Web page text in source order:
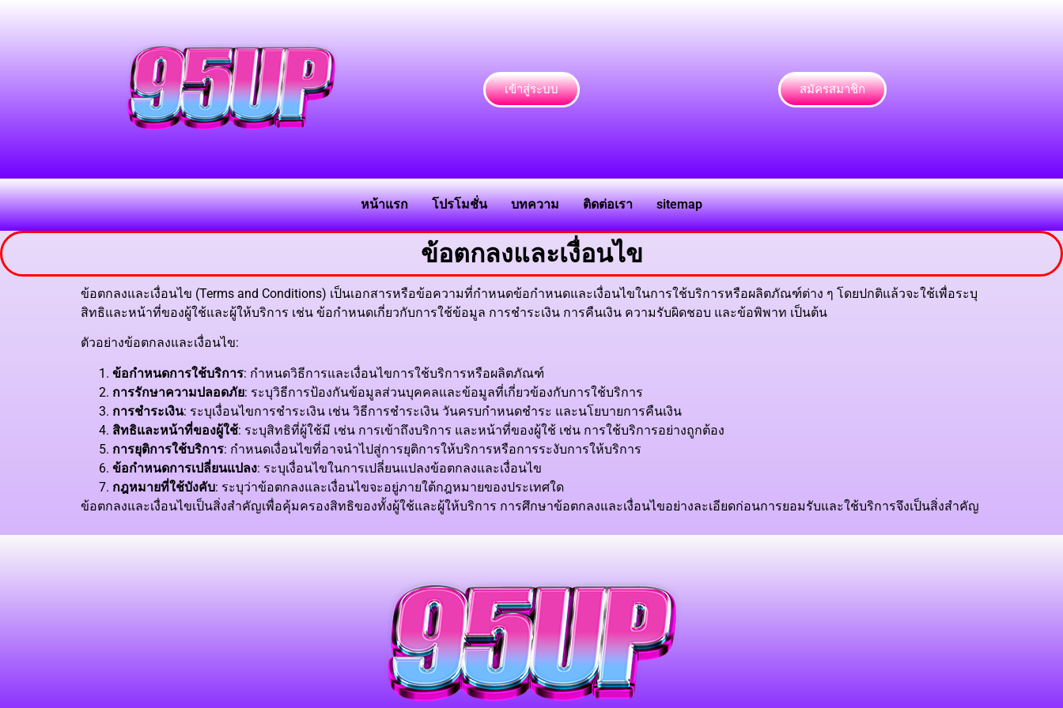
เข้าสู่ระบบ สมัครสมาชิก
หน้าแรก โปรโมชั่น บทความ ติดต่อเรา sitemap
ข้อตกลงและเงื่อนไข
ข้อตกลงและเงื่อนไข (Terms and Conditions) เป็นเอกสารหรือข้อความที่กำหนดข้อกำหนดและเงื่อนไขในการใช้บริการหรือผลิตภัณฑ์ต่าง ๆ โดยปกติแล้วจะใช้เพื่อระบุ
สิทธิและหน้าที่ของผู้ใช้และผู้ให้บริการ เช่น ข้อกำหนดเกี่ยวกับการใช้ข้อมูล การชำระเงิน การคืนเงิน ความรับผิดชอบ และข้อพิพาท เป็นต้น
ตัวอย่างข้อตกลงและเงื่อนไข:
ข้อกำหนดการใช้บริการ: กำหนดวิธีการและเงื่อนไขการใช้บริการหรือผลิตภัณฑ์
การรักษาความปลอดภัย: ระบุวิธีการป้องกันข้อมูลส่วนบุคคลและข้อมูลที่เกี่ยวข้องกับการใช้บริการ
การชำระเงิน: ระบุเงื่อนไขการชำระเงิน เช่น วิธีการชำระเงิน วันครบกำหนดชำระ และนโยบายการคืนเงิน
สิทธิและหน้าที่ของผู้ใช้: ระบุสิทธิที่ผู้ใช้มี เช่น การเข้าถึงบริการ และหน้าที่ของผู้ใช้ เช่น การใช้บริการอย่างถูกต้อง
การยุติการใช้บริการ: กำหนดเงื่อนไขที่อาจนำไปสู่การยุติการให้บริการหรือการระงับการให้บริการ
ข้อกำหนดการเปลี่ยนแปลง: ระบุเงื่อนไขในการเปลี่ยนแปลงข้อตกลงและเงื่อนไข
กฎหมายที่ใช้บังคับ: ระบุว่าข้อตกลงและเงื่อนไขจะอยู่ภายใต้กฎหมายของประเทศใด
ข้อตกลงและเงื่อนไขเป็นสิ่งสำคัญเพื่อคุ้มครองสิทธิของทั้งผู้ใช้และผู้ให้บริการ การศึกษาข้อตกลงและเงื่อนไขอย่างละเอียดก่อนการยอมรับและใช้บริการจึงเป็นสิ่งสำคัญ